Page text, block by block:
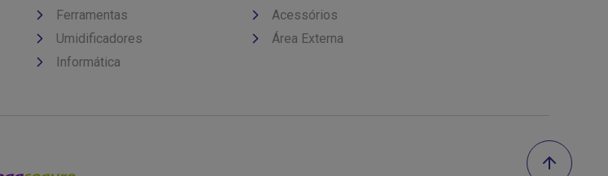
Ferramentas
Acessórios
Umidificadores
Área Externa
Informática